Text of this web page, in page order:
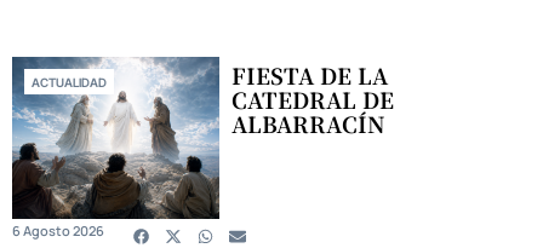
ACTUALIDAD FIESTA DE LA
CATEDRAL DE
ALBARRACÍN
6 Agosto 2026